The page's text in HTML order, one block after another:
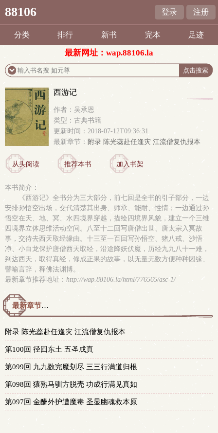
88106 登录 注册
分类 排行 新书 完本 足迹
最新网址：wap.88106.la
西游记
作者：吴承恩
类型：古典书籍
更新时间：2018-07-12T09:36:31
最新章节： 附录 陈光蕊赴任逢灾 江流僧复仇报本
从头阅读 推荐本书 加入书架
本书简介：
《西游记》全书分为三大部分，前七回是全书的引子部分，一边
安排孙悟空出场，交代清楚其出身、师承、能耐、性情；一边通过孙
悟空在天、地、冥、水四境界穿越，描绘四境界风貌，建立一个三维
四境界立体思维活动空间。八至十二回写唐僧出世、唐太宗入冥故
事，交待去西天取经缘由。十三至一百回写孙悟空、猪八戒、沙悟
净、小白龙保护唐僧西天取经，沿途降妖伏魔，历经九九八十一难，
到达西天，取得真经，修成正果的故事，以无量无数方便种种因缘、
譬喻言辞，释佛法渊博。
最新章节推荐地址： http://wap.88106.la/html/776565/asc-1/
最新章节预览 更新时间：2018-07-12T09:36:31
附录 陈光蕊赴任逢灾 江流僧复仇报本
第100回 径回东土 五圣成真
第099回 九九数完魔刬尽 三三行满道归根
第098回 猿熟马驯方脱壳 功成行满见真如
第097回 金酬外护遭魔毒 圣显幽魂救本原